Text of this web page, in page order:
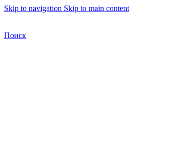
Skip to navigation Skip to main content
Поиск